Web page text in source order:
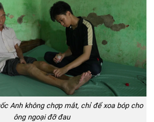
Anh không chợp mắt, chỉ để xoa bóp cho
ông ngoại đỡ đau